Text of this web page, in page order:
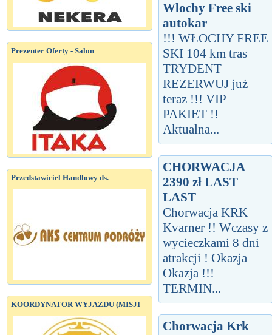
Prezenter Oferty - Salon
Przedstawiciel Handlowy ds.
KOORDYNATOR WYJAZDU (MISJI
Wlochy Free ski
autokar
!!! WŁOCHY FREE
SKI 104 km tras
TRYDENT
REZERWUJ już
teraz !!! VIP
PAKIET !!
Aktualna...
CHORWACJA
2390 zł LAST
LAST
Chorwacja KRK
Kvarner !! Wczasy z
wycieczkami 8 dni
atrakcji ! Okazja
Okazja !!!
TERMIN...
Chorwacja Krk